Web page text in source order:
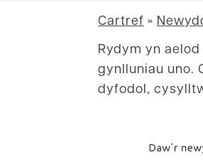
Cartref »
Rydym yn
gynlluniau uno.
dyfodol,